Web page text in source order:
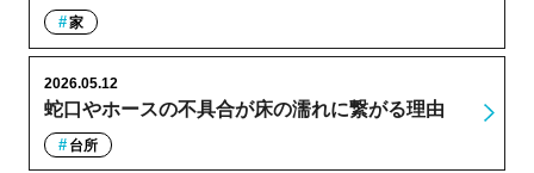
家
蛇口やホースの不具合が床の濡れに繋がる理由
2026.05.12
台所